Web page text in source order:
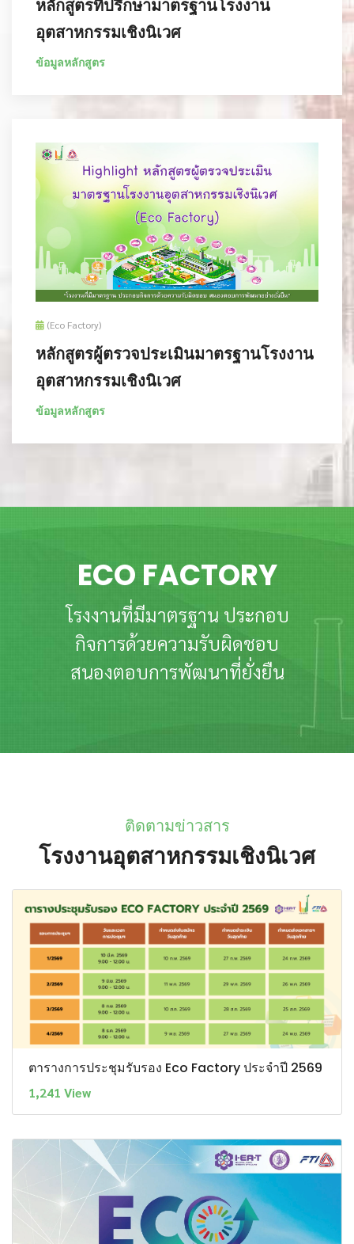
หลักสูตรที่ปรึกษามาตรฐานโรงงาน
อุตสาหกรรมเชิงนิเวศ
ข้อมูลหลักสูตร
(Eco Factory)
หลักสูตรผู้ตรวจประเมินมาตรฐานโรงงาน
อุตสาหกรรมเชิงนิเวศ
ข้อมูลหลักสูตร
ECO FACTORY
โรงงานที่มีมาตรฐาน ประกอบ
กิจการด้วยความรับผิดชอบ
สนองตอบการพัฒนาที่ยั่งยืน
ติดตามข่าวสาร
โรงงานอุตสาหกรรมเชิงนิเวศ
ตารางการประชุมรับรอง Eco Factory ประจำปี 2569
1,241 View